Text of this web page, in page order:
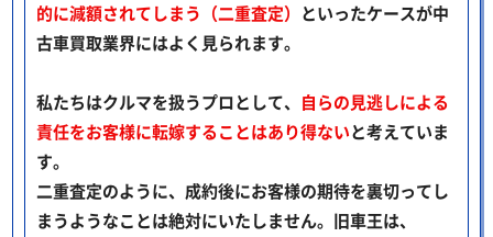
的に減額されてしまう（二重査定） といったケースが中
古車買取業界にはよく見られます。
私たちはクルマを扱うプロとして、 自らの見逃しによる
責任をお客様に転嫁することはあり得ないと考えていま
す。
二重査定のように、成約後にお客様の期待を裏切ってし
まうようなことは絶対にいたしません。旧車王は、